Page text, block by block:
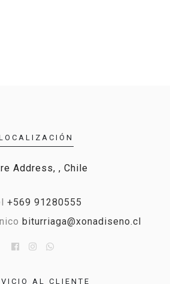
Address, , Chile
+569 91280555
biturriaga@xonadiseno.cl
AL CLIENTE